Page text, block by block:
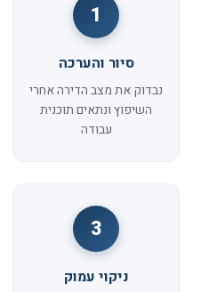
1
סיור והערכה
נבדוק את מצב הדירה אחרי
השיפוץ ונתאים תוכנית
עבודה
3
ניקוי עמוק